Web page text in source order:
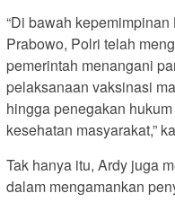
“Di bawah
Prabowo, Polri telah
pemerintah menangani
pelaksanaan vaksinasi
hingga penegakan
kesehatan masyarakat,”
Tak hanya itu, Ardy juga
dalam mengamankan